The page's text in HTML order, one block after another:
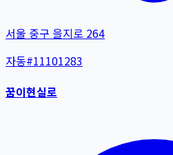
서울 중구 을지로 264
자동#11101283
꿈이현실로